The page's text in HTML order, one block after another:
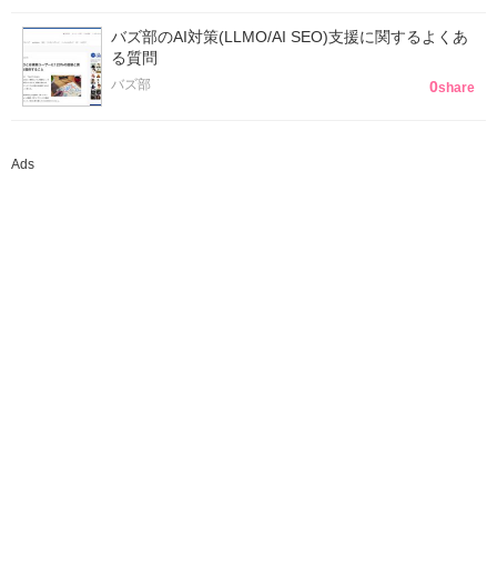
バズ部のAI対策(LLMO/AI SEO)支援に関するよくあ
る質問
バズ部 0share
Ads